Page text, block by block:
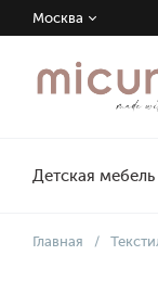
Москва
Детская
Главная /